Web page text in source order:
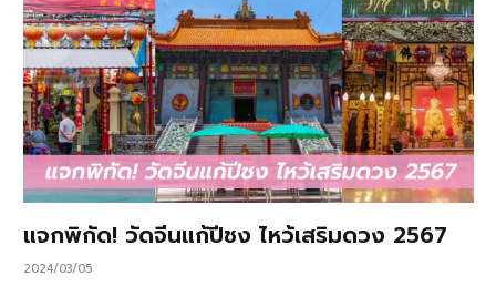
แจกพิกัด! วัดจีนแก้ปีชง ไหว้เสริมดวง 2567
2024/03/05